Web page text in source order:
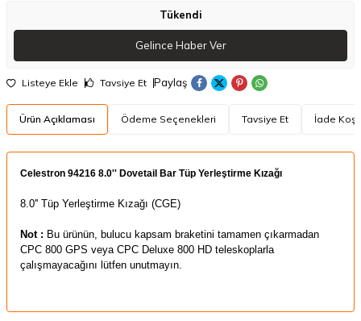
Tükendi
Gelince Haber Ver
Listeye Ekle Tavsiye Et Paylaş
Ürün Açıklaması Ödeme Seçenekleri Tavsiye Et İade
​Celestron 94216 8.0'' Dovetail Bar Tüp Yerleştirme Kızağı
8.0'' Tüp Yerleştirme Kızağı (CGE)
Not : Bu ürünün, bulucu kapsam braketini tamamen çıkarmadan
CPC 800 GPS veya CPC Deluxe 800 HD teleskoplarla
çalışmayacağını lütfen unutmayın.